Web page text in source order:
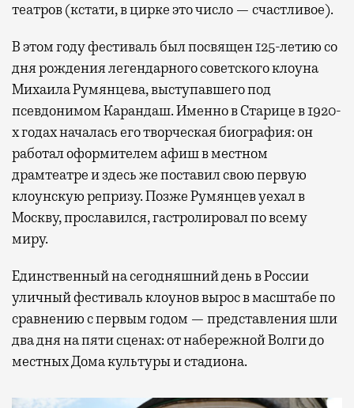
театров (кстати, в цирке это число — счастливое).
В этом году фестиваль был посвящен 125-летию со
дня рождения легендарного советского клоуна
Михаила Румянцева, выступавшего под
псевдонимом Карандаш. Именно в Старице в 1920-
х годах началась его творческая биография: он
работал оформителем афиш в местном
драмтеатре и здесь же поставил свою первую
клоунскую репризу. Позже Румянцев уехал в
Москву, прославился, гастролировал по всему
миру.
Единственный на сегодняшний день в России
уличный фестиваль клоунов вырос в масштабе по
сравнению с первым годом — представления шли
два дня на пяти сценах: от набережной Волги до
местных Дома культуры и стадиона.